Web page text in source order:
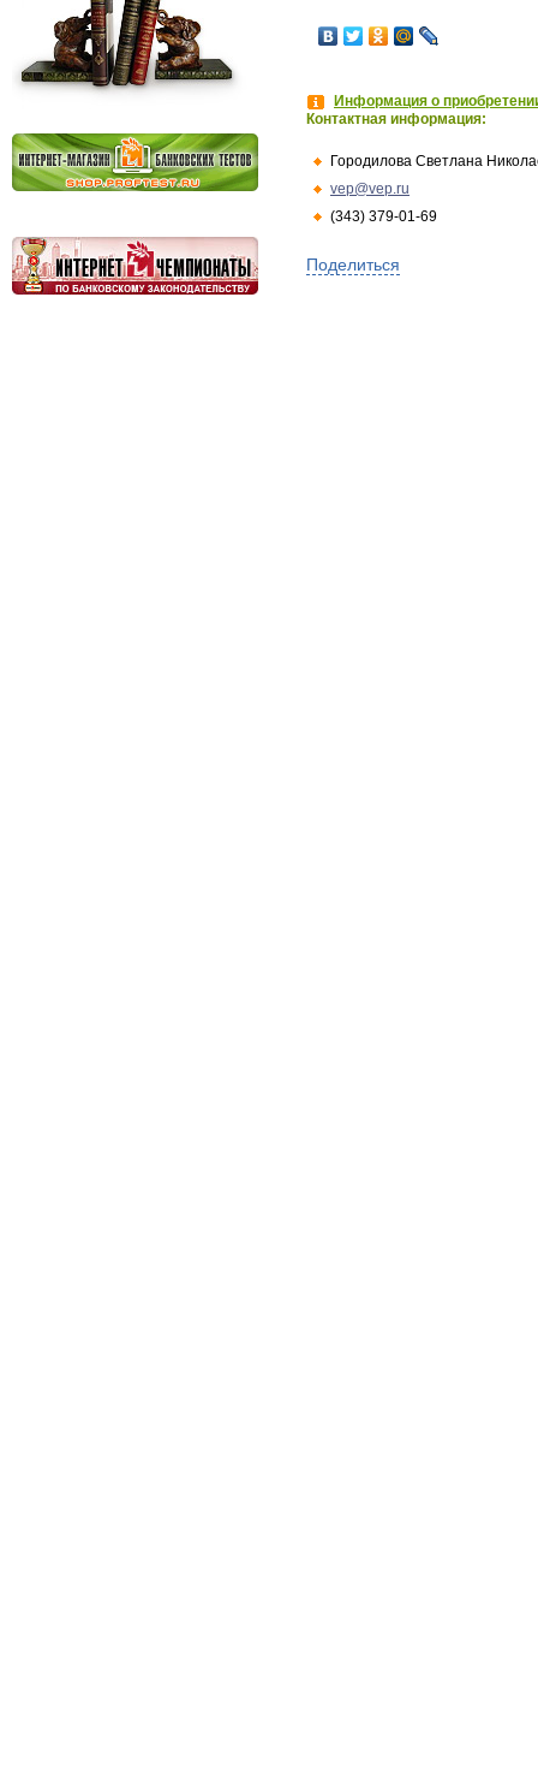
Информация о
Контактная информация:
Городилова Светлана
vep@vep.ru
(343) 379-01-69
Поделиться